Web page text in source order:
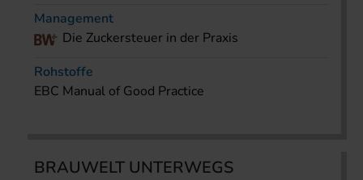
Management
Die Zuckersteuer in der Praxis
Rohstoffe
EBC Manual of Good Practice
BRAUWELT UNTERWEGS